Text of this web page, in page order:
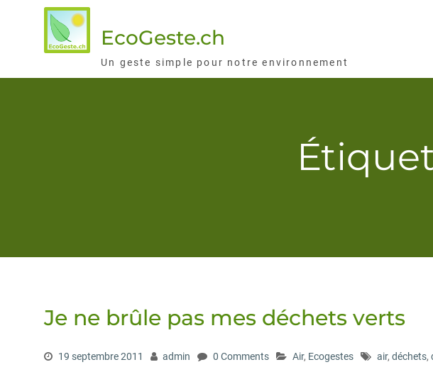
EcoGeste.ch
Un geste simple pour notre environnement
Je ne brûle pas mes déchets verts
19 septembre 2011 admin 0 Comments Air, Ecogestes air, déchets,